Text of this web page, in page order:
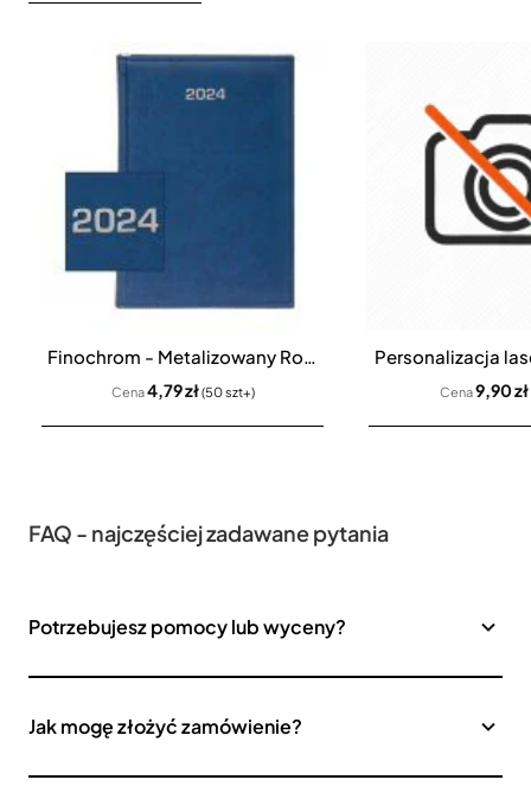
Finochrom - Metalizowany Rocznik
Cena4,79 zł(50 szt+) Cena9,90 zł
FAQ - najczęściej zadawane pytania
Potrzebujesz pomocy lub wyceny?
Jak mogę złożyć zamówienie?